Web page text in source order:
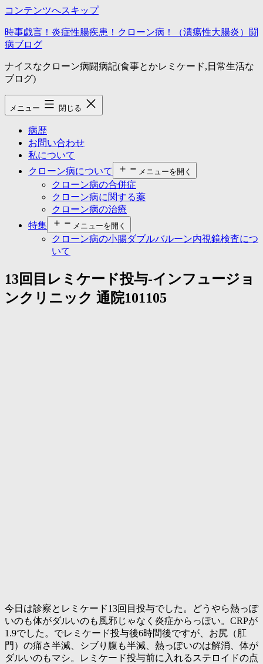
コンテンツへスキップ
時事戯言！炎症性腸疾患！クローン病！（潰瘍性大腸炎）闘
病ブログ
ナイスなクローン病闘病記(食事とかレミケード,日常生活な
ブログ)
メニュー 閉じる
病歴
お問い合わせ
私について
クローン病について
メニューを開く
クローン病の合併症
クローン病に関する薬
クローン病の治療
特集
メニューを開く
クローン病の小腸ダブルバルーン内視鏡検査につ
いて
13回目レミケード投与-インフュージョ
ンクリニック 通院101105
今日は診察とレミケード13回目投与でした。どうやら熱っぽ
いのも体がダルいのも風邪じゃなく炎症からっぽい。 CRPが
1.9でした。でレミケード投与後6時間後ですが、お尻（肛
門）の痛さ半減、シブり腹も半減、熱っぽいのは解消、体が
ダルいのもマシ。レミケード投与前に入れるステロイドの点